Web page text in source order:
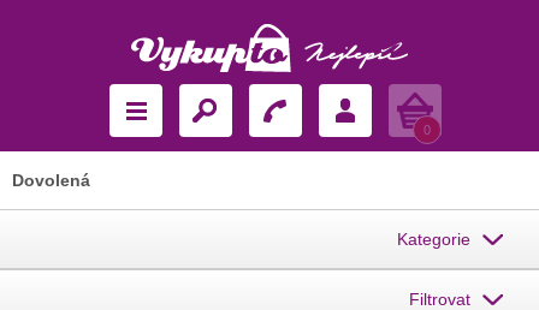
Košík
0
Dovolená
Kategorie
Filtrovat